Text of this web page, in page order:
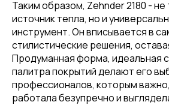
Таким образом, Zehnder 2180 -
источник тепла, но и
инструмент. Он вписывается в
стилистические решения,
Продуманная форма, идеальная
палитра покрытий делают его
профессионалов, которым
работала безупречно и